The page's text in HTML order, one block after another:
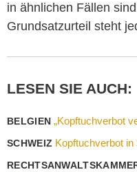
in ähnlichen Fällen
Grundsatzurteil steht
LESEN SIE AUCH:
BELGIEN„Kopftuchverbot
SCHWEIZ Kopftuchverbot